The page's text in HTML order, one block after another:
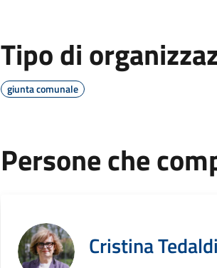
Tipo di
giunta comunale
Persone che
Cristina Tedaldi